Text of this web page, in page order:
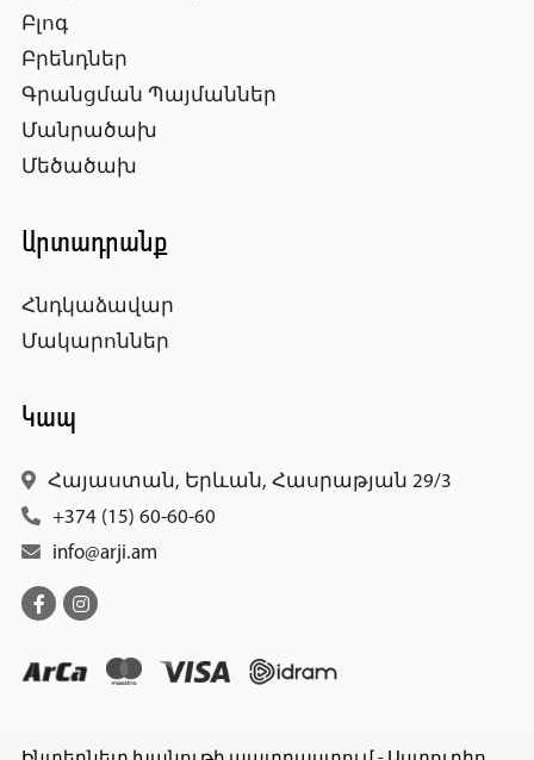
Բլոգ
Բրենդներ
Գրանցման Պայմաններ
Մանրածախ
Մեծածախ
Արտադրանք
Հնդկաձավար
Մակարոններ
Կապ
Հայաստան, Երևան, Հասրաթյան 29/3
+374 (15) 60-60-60
info@arji.am